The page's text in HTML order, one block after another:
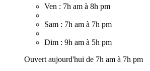
Ven : 7h am à 8h pm
Sam : 7h am à 7h pm
Dim : 9h am à 5h pm
Ouvert aujourd'hui de 7h am à 7h pm